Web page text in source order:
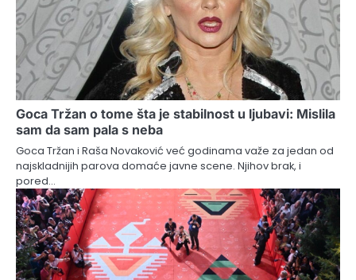
Goca Tržan o tome šta je stabilnost u ljubavi: Mislila
sam da sam pala s neba
Goca Tržan i Raša Novaković već godinama važe za jedan od
najskladnijih parova domaće javne scene. Njihov brak, i
pored…